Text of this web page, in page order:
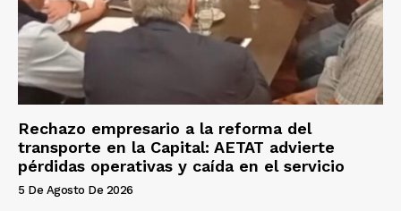
Rechazo empresario a la reforma del
transporte en la Capital: AETAT advierte
pérdidas operativas y caída en el servicio
5 De Agosto De 2026